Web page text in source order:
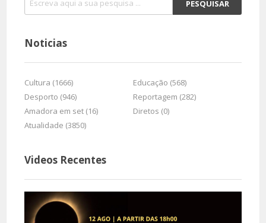
Noticias
Cultura (1666)
Educação (568)
Desporto (946)
Reportagem (282)
Amadora em set (16)
Diretos (0)
Atualidade (3850)
Videos Recentes